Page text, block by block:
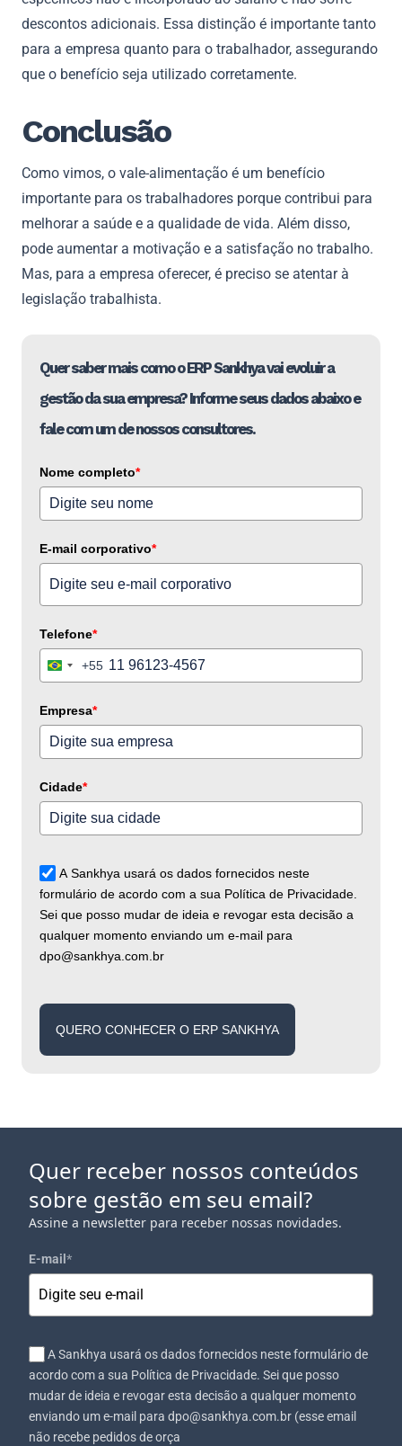
descontos adicionais. Essa distinção é importante tanto
para a empresa quanto para o trabalhador, assegurando
que o benefício seja utilizado corretamente.
Conclusão
Como vimos, o vale-alimentação é um benefício
importante para os trabalhadores porque contribui para
melhorar a saúde e a qualidade de vida. Além disso,
pode aumentar a motivação e a satisfação no trabalho.
Mas, para a empresa oferecer, é preciso se atentar à
legislação trabalhista.
Quer saber mais como o ERP Sankhya vai evoluir a
gestão da sua empresa? Informe seus dados abaixo e
fale com um de nossos consultores.
Nome completo*
E-mail corporativo*
Telefone*
Brazil+55
Empresa*
Cidade*
A Sankhya usará os dados fornecidos neste
formulário de acordo com a sua Política de Privacidade.
Sei que posso mudar de ideia e revogar esta decisão a
qualquer momento enviando um e-mail para
dpo@sankhya.com.br
QUERO CONHECER O ERP SANKHYA
Quer receber nossos conteúdos
sobre gestão em seu email?
Assine a newsletter para receber nossas novidades.
E-mail *
A Sankhya usará os dados fornecidos neste formulário de
acordo com a sua Política de Privacidade. Sei que posso
mudar de ideia e revogar esta decisão a qualquer momento
enviando um e-mail para dpo@sankhya.com.br (esse email
não recebe pedidos de orça